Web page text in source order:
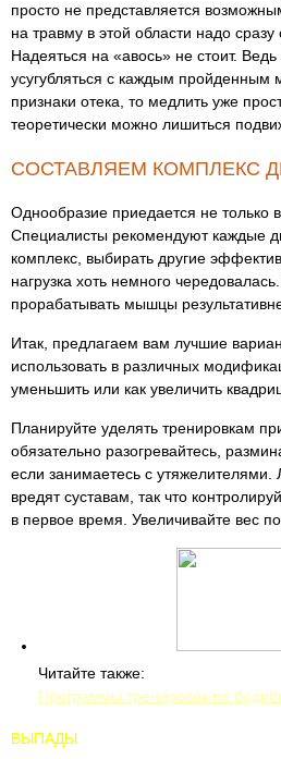
просто не представляется
на травму в этой области надо сразу
Надеяться на «авось» не стоит.
усугубляться с каждым пройденным
признаки отека, то медлить уже
теоретически можно лишиться
СОСТАВЛЯЕМ КОМПЛЕКС
Однообразие приедается не
Специалисты рекомендуют каждые
комплекс, выбирать другие
нагрузка хоть немного
прорабатывать мышцы
Итак, предлагаем вам лучшие
использовать в различных
уменьшить или как увеличить
Планируйте уделять тренировкам
обязательно разогревайтесь,
если занимаетесь с утяжелителями.
вредят суставам, так что
в первое время. Увеличивайте вес
Читайте также:
Программы тренировок по
ВЫПАДЫ